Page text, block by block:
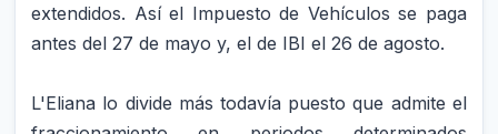
extendidos. Así el Impuesto de Vehículos se paga
antes del 27 de mayo y, el de IBI el 26 de agosto.
L'Eliana lo divide más todavía puesto que admite el